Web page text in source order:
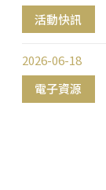
活動快訊
電子資源
2026-06-18